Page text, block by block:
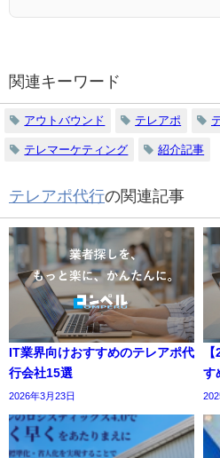
関連キーワード
アウトバウンド テレアポ
テレマーケティング 紹介記事
テレアポ代行の関連記事
IT業界向けおすすめのテレアポ代
行会社15選
2026年3月23日
す